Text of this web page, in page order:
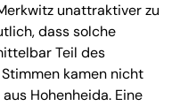
unattraktiver zu
dass solche
Teil des
kamen nicht
Hohenheida. Eine